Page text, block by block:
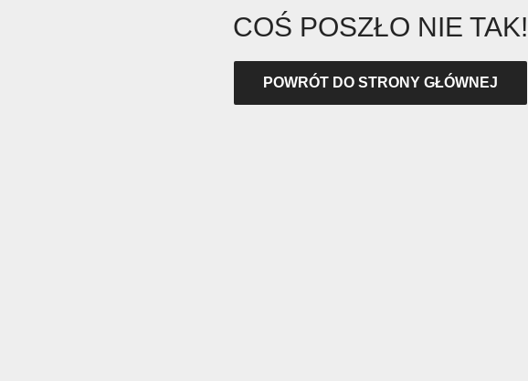
COŚ POSZŁO NIE TAK!
POWRÓT DO STRONY GŁÓWNEJ